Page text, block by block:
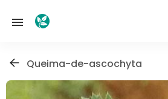
Queima-de-ascochyta